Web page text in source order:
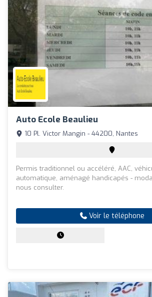
Auto Ecole Beaulieu
10 Pl. Victor Mangin - 44200, Nantes
Permis traditionnel ou accéléré, AAC,
automatique, aménagé handicapés -
nous consulter.
Voir le téléphone